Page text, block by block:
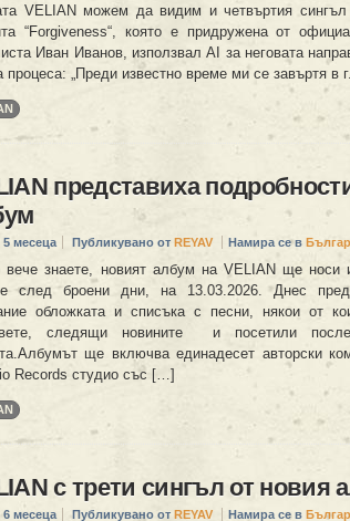
VELIAN можем да видим и четвъртия сингъл
“Forgiveness“, която е придружена от
Иван Иванов, използвал AI за неговата
процеса: „Преди известно време ми се завъртя в
представиха
месеца Публикувано от REYAV Намира се в
вече знаете, новият албум на VELIAN ще носи
след броени дни, на 13.03.2026. Днес
обложката и списъка с песни, някои от
следящи новините и посетили
ще включва единадесет авторски
Records студио със […]
с трети сингъл от новия
месеца Публикувано от REYAV Намира се в